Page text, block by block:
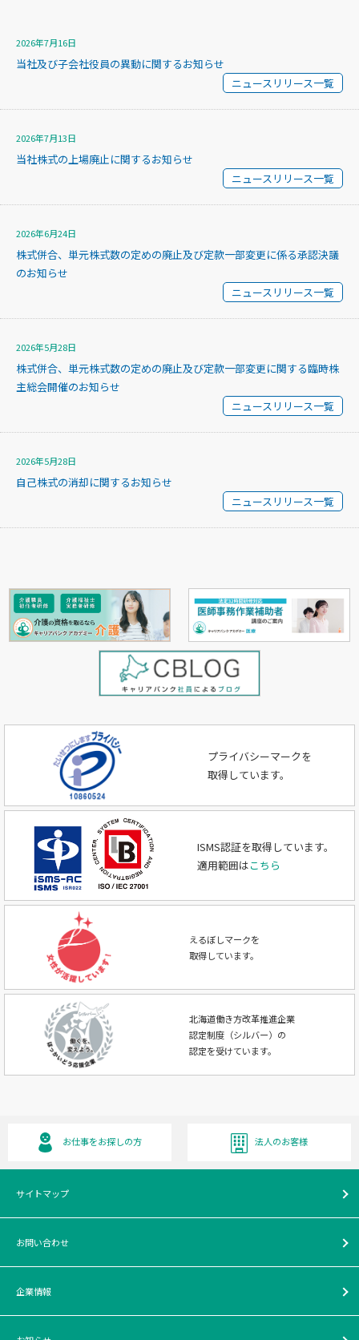
2026年7月16日
当社及び子会社役員の異動に関するお知らせ
ニュースリリース一覧
2026年7月13日
当社株式の上場廃止に関するお知らせ
ニュースリリース一覧
2026年6月24日
株式併合、単元株式数の定めの廃止及び定款一部変更に係る承認決議
のお知らせ
ニュースリリース一覧
2026年5月28日
株式併合、単元株式数の定めの廃止及び定款一部変更に関する臨時株
主総会開催のお知らせ
ニュースリリース一覧
2026年5月28日
自己株式の消却に関するお知らせ
ニュースリリース一覧
プライバシーマークを
取得しています。
ISMS認証を取得しています。
適用範囲はこちら
えるぼしマークを
取得しています。
北海道働き方改革推進企業
認定制度（シルバー）の
認定を受けています。
お仕事をお探しの方 法人のお客様
サイトマップ
お問い合わせ
企業情報